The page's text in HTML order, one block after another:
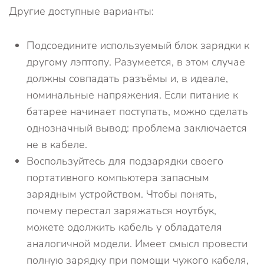
Другие доступные варианты:
Подсоедините используемый блок зарядки к
другому лэптопу. Разумеется, в этом случае
должны совпадать разъёмы и, в идеале,
номинальные напряжения. Если питание к
батарее начинает поступать, можно сделать
однозначный вывод: проблема заключается
не в кабеле.
Воспользуйтесь для подзарядки своего
портативного компьютера запасным
зарядным устройством. Чтобы понять,
почему перестал заряжаться ноутбук,
можете одолжить кабель у обладателя
аналогичной модели. Имеет смысл провести
полную зарядку при помощи чужого кабеля,